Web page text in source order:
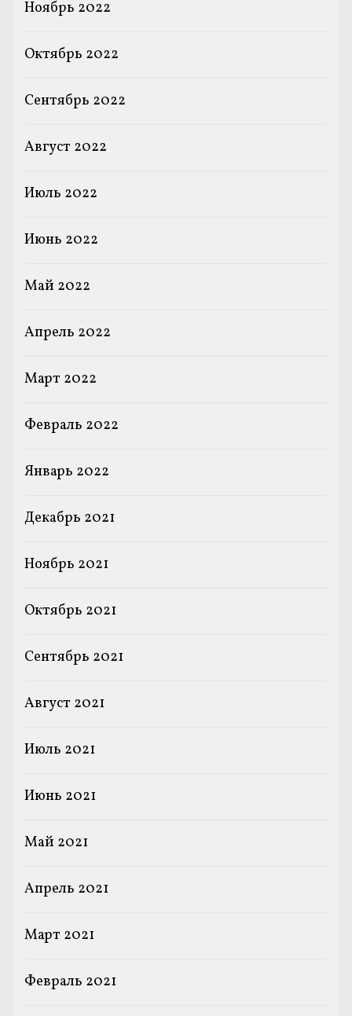
Ноябрь 2022
Октябрь 2022
Сентябрь 2022
Август 2022
Июль 2022
Июнь 2022
Май 2022
Апрель 2022
Март 2022
Февраль 2022
Январь 2022
Декабрь 2021
Ноябрь 2021
Октябрь 2021
Сентябрь 2021
Август 2021
Июль 2021
Июнь 2021
Май 2021
Апрель 2021
Март 2021
Февраль 2021